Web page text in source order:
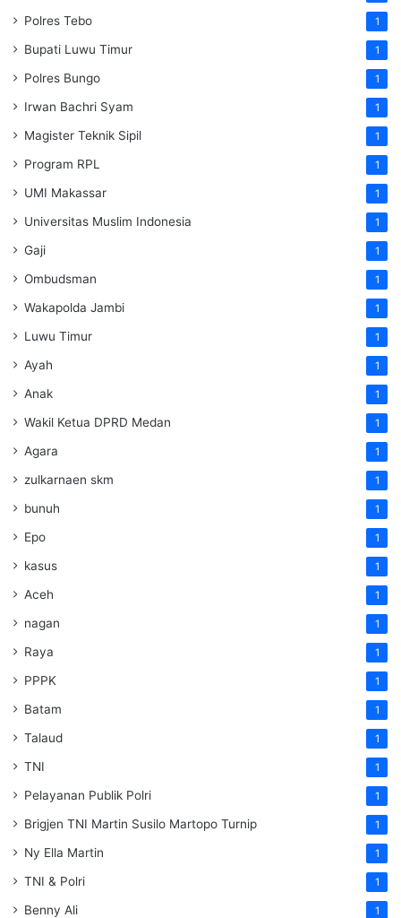
Polres Tebo 1
Bupati Luwu Timur 1
Polres Bungo 1
Irwan Bachri Syam 1
Magister Teknik Sipil 1
Program RPL 1
UMI Makassar 1
Universitas Muslim Indonesia 1
Gaji 1
Ombudsman 1
Wakapolda Jambi 1
Luwu Timur 1
Ayah 1
Anak 1
Wakil Ketua DPRD Medan 1
Agara 1
zulkarnaen skm 1
bunuh 1
Epo 1
kasus 1
Aceh 1
nagan 1
Raya 1
PPPK 1
Batam 1
Talaud 1
TNI 1
Pelayanan Publik Polri 1
Brigjen TNI Martin Susilo Martopo Turnip 1
Ny Ella Martin 1
TNI & Polri 1
Benny Ali 1